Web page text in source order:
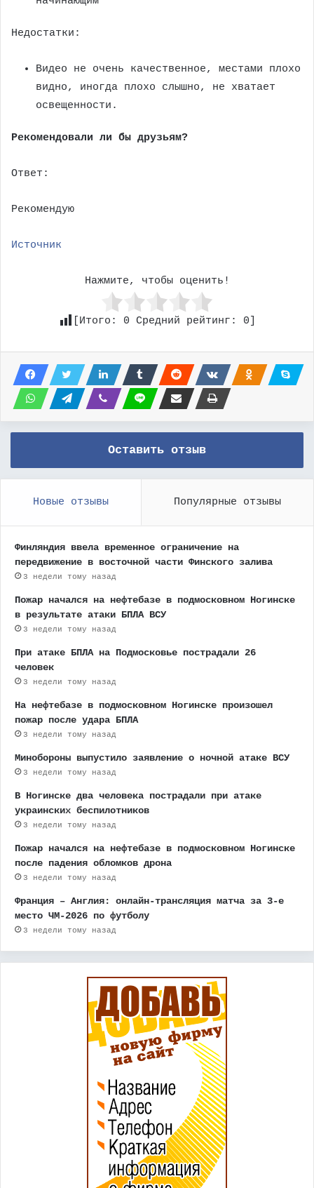
Недостатки:
Видео не очень качественное, местами плохо
видно, иногда плохо слышно, не хватает
освещенности.
Рекомендовали ли бы друзьям?
Ответ:
Рекомендую
Источник
Нажмите, чтобы оценить!
[Итого: 0 Средний рейтинг: 0
Оставить отзыв
Новые отзывы Популярные отзывы
Финляндия ввела временное ограничение на
передвижение в восточной части Финского залива
3 недели тому назад
Пожар начался на нефтебазе в подмосковном Ногинске
в результате атаки БПЛА ВСУ
3 недели тому назад
При атаке БПЛА на Подмосковье пострадали 26
человек
3 недели тому назад
На нефтебазе в подмосковном Ногинске произошел
пожар после удара БПЛА
3 недели тому назад
Минобороны выпустило заявление о ночной атаке ВСУ
3 недели тому назад
В Ногинске два человека пострадали при атаке
украинских беспилотников
3 недели тому назад
Пожар начался на нефтебазе в подмосковном Ногинске
после падения обломков дрона
3 недели тому назад
Франция – Англия: онлайн-трансляция матча за 3-е
место ЧМ-2026 по футболу
3 недели тому назад